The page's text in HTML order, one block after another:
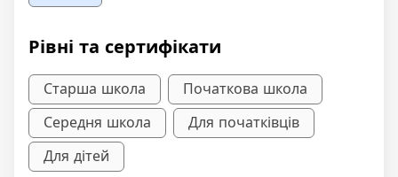
Рівні та сертифікати
Старша школа Початкова школа
Середня школа Для початківців
Для дітей